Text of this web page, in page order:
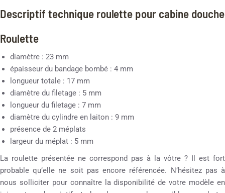
Descriptif technique roulette pour cabine douche
Roulette
diamètre : 23 mm
épaisseur du bandage bombé : 4 mm
longueur totale : 17 mm
diamètre du filetage : 5 mm
longueur du filetage : 7 mm
diamètre du cylindre en laiton : 9 mm
présence de 2 méplats
largeur du méplat : 5 mm
La roulette présentée ne correspond pas à la vôtre ? Il est fort
probable qu’elle ne soit pas encore référencée. N’hésitez pas à
nous solliciter pour connaître la disponibilité de votre modèle en